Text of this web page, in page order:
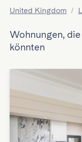
United Kingdom /
Wohnungen,
könnten